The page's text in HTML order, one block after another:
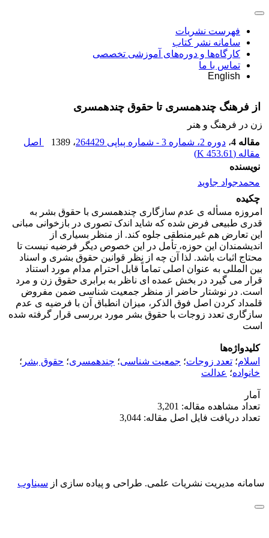
فهرست نشریات
سامانه نشر کتاب
کارگاه‌ها و دوره‌های آموزشی تخصصی
تماس با ما
English
از فرهنگ چندهمسری تا حقوق چندهمسری
زن در فرهنگ و هنر
مقاله 4
، دوره 2، شماره 3 - شماره پیاپی 264429 ، 1389
اصل
مقاله (453.61 K
)
نویسنده
محمدجواد جاوید
چکیده
امروزه مسأله ی عدم سازگاری چندهمسری با حقوق بشر به
قدری طبیعی فرض شده که شاید اندک تصوری در بازخوانی مبانی
این تعارض هم غیرمنطقی جلوه کند. از منظر بسیاری از
اندیشمندان این حوزه، تأمل در این خصوص دیگر فرضیه نیست تا
محتاج اثبات باشد. لذا آن چه از نظر قوانین حقوق بشری و اسناد
بین المللی به عنوان اصلی تماماً قابل احترام مدام مورد استناد
قرار می گیرد در بخش عمده ای ناظر به برابری حقوق زن و مرد
است. در نوشتار حاضر از منظر جمعیت شناسی ضمن مفروض
قلمداد کردن اصل فوق الذکر، میزان انطباق آن با فرضیه ی عدم
سازگاری تعدد زوجات با حقوق بشر مورد بررسی قرار گرفته شده
است
کلیدواژه‌ها
اسلام؛ تعدد زوجات؛ جمعیت شناسی؛ چندهمسری؛ حقوق بشر ؛
خانواده؛ عدالت
آمار
تعداد مشاهده مقاله: 3,201
تعداد دریافت فایل اصل مقاله: 3,044
سامانه مدیریت نشریات علمی. طراحی و پیاده سازی از سیناوب